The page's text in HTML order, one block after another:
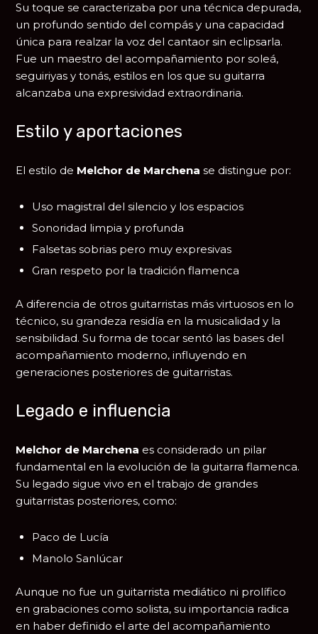
Su toque se caracterizaba por una técnica depurada,
un profundo sentido del compás y una capacidad
única para realzar la voz del cantaor sin eclipsarla.
Fue un maestro del acompañamiento por soleá,
seguiriyas y tonás, estilos en los que su guitarra
alcanzaba una expresividad extraordinaria.
Estilo y aportaciones
El estilo de Melchor de Marchena se distingue por:
Uso magistral del silencio y los espacios
Sonoridad limpia y profunda
Falsetas sobrias pero muy expresivas
Gran respeto por la tradición flamenca
A diferencia de otros guitarristas más virtuosos en lo
técnico, su grandeza residía en la musicalidad y la
sensibilidad. Su forma de tocar sentó las bases del
acompañamiento moderno, influyendo en
generaciones posteriores de guitarristas.
Legado e influencia
Melchor de Marchena es considerado un pilar
fundamental en la evolución de la guitarra flamenca.
Su legado sigue vivo en el trabajo de grandes
guitarristas posteriores, como:
Paco de Lucía
Manolo Sanlúcar
Aunque no fue un guitarrista mediático ni prolífico
en grabaciones como solista, su importancia radica
en haber definido el arte del acompañamiento